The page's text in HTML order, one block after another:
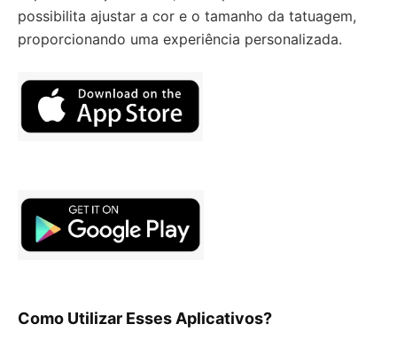
possibilita ajustar a cor e o tamanho da tatuagem,
proporcionando uma experiência personalizada.
Como Utilizar Esses Aplicativos?